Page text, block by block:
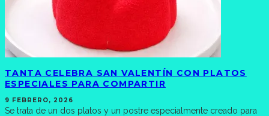
TANTA CELEBRA SAN VALENTÍN CON PLATOS
ESPECIALES PARA COMPARTIR
9 FEBRERO, 2026
Se trata de un dos platos y un postre especialmente creado para